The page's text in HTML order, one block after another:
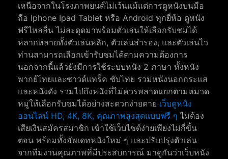
เหนือจากในโรงภาพยนต์ไม่เว้นแม้แต่การดูหนังบนมือ
ถือ Iphone Ipad Tablet หรือ Android ทุกยี่ห้อ ดูหนัง
ฟรีไหลลื่น ไม่สะดุดมาพร้อมตัวเล่นให้เลือกรับชมได้
หลากหลายทั้งตัวเล่นหลัก, ตัวเล่นสำรอง, และตัวเล่นไว
ท่านสามารถเลือกเข้ารับชมได้ตามความต้องการ
นอกจากนี้แล้วยังมีการใช้ระบบหนัง 2 ภาษา ทั้งหนัง
พากย์ไทยและซาวด์แทร็ค ซับไทย รวมหนังนอกกระแส
และหนังดัง รวมไปถึงหนังที่ไม่ควรพลาดแยกตามหมวด
หมู่ให้เลือกรับชมได้อย่างสะดวกง่ายดาย เว็บดูหนัง
ออนไลน์ HD, 4K, 8K, คุณภาพสูงสุดแบบฟรี ๆ ไม่ต้อง
เสียเงินสมัครสมาชิก เข้าใช้เว็บไซต์ง่ายเพียงไม่กี่ขั้น
ตอน พร้อมทั้งอัพเดทหนังใหม่ ๆ และปรับปรุ่งตัวเล่น
จากทีมงานคุณภาพที่มีประสบการณ์ มาดูกันว่าเว็บหนัง